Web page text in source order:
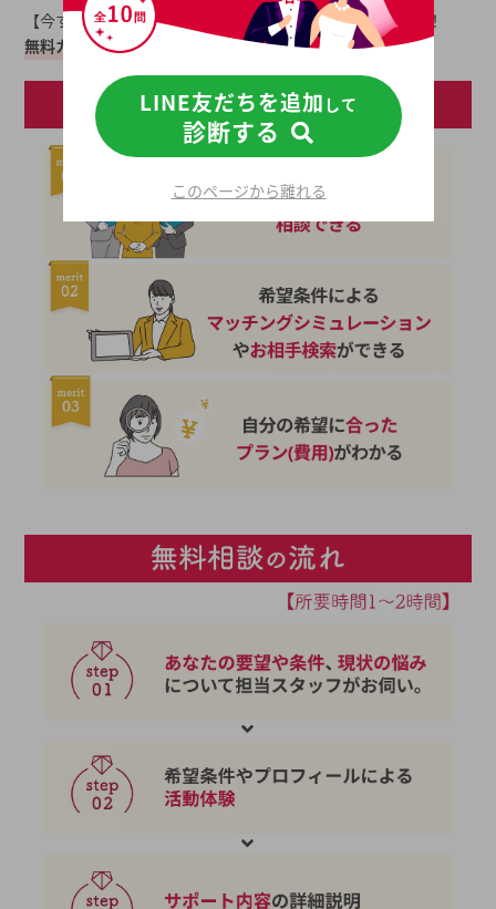
【今すぐ無料相談】婚活の不安や悩み、プロが解決します！
無料カウンセリングの流れ
はこちら！
LINE友だちを追加 して
診断する
このページから離れる